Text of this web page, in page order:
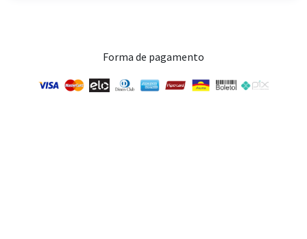
Forma de pagamento